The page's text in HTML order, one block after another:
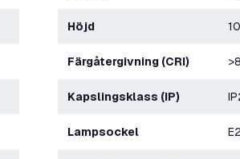
Höjd
Färgåtergivning (CRI)
Kapslingsklass (IP)
Lampsockel